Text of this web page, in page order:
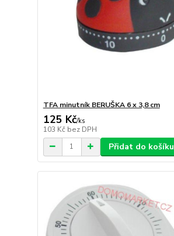
TFA minutník BERUŠKA 6 x 3,8 cm
125 Kč/ks
103 Kč bez DPH
Přidat do košíku